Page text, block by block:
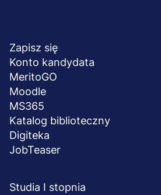
stopka
Zapisz się
Konto kandydata
MeritoGO
Moodle
MS365
Katalog biblioteczny
Digiteka
JobTeaser
Studia I stopnia